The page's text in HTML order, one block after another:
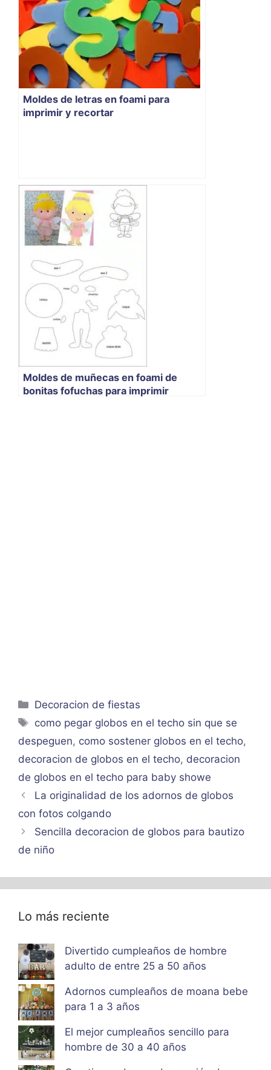
Moldes de letras en foami para
imprimir y recortar
Moldes de muñecas en foami de
bonitas fofuchas para imprimir
Categorías
Decoracion de fiestas
Etiquetas
como pegar globos en el techo sin que se
despeguen, como sostener globos en el techo,
decoracion de globos en el techo, decoracion
de globos en el techo para baby showe
La originalidad de los adornos de globos
con fotos colgando
Sencilla decoracion de globos para bautizo
de niño
Lo más reciente
Divertido cumpleaños de hombre
adulto de entre 25 a 50 años
Adornos cumpleaños de moana bebe
para 1 a 3 años
El mejor cumpleaños sencillo para
hombre de 30 a 40 años